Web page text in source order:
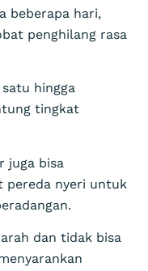
beberapa hari,
penghilang rasa
hingga
tingkat
juga bisa
pereda nyeri untuk
dan tidak bisa